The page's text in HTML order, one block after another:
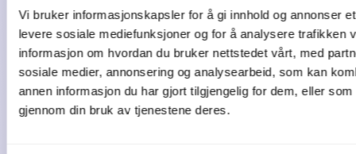
Vi bruker informasjonskapsler for å gi innhold og annonser
levere sosiale mediefunksjoner og for å analysere trafikken
informasjon om hvordan du bruker nettstedet vårt, med
sosiale medier, annonsering og analysearbeid, som kan
annen informasjon du har gjort tilgjengelig for dem, eller
gjennom din bruk av tjenestene deres.
og feriepenger
Slik håndterer du som arbeidsgiver ...
Se opptak